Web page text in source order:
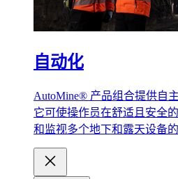
自动化
AutoMine® 产品组合提供自
它可使操作员在舒适且安全
和监视多个地下和露天设备的